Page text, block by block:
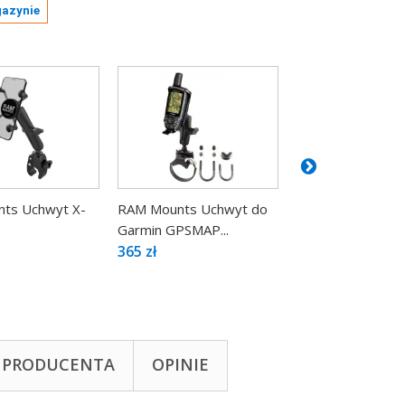
Uchwyt X-
RAM Mounts Uchwyt do
Garmin GPSMAP...
365 zł
OPINIE